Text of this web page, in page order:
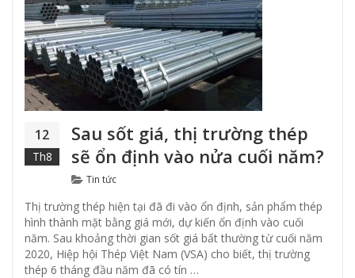
12
Th8
Sau sốt giá, thị trường thép
sẽ ổn định vào nửa cuối năm?
Categories
Tin tức
Thị trường thép hiện tại đã đi vào ổn định, sản phẩm thép
hình thành mặt bằng giá mới, dự kiến ổn định vào cuối
năm. Sau khoảng thời gian sốt giá bất thường từ cuối năm
2020, Hiệp hội Thép Việt Nam (VSA) cho biết, thị trường
thép 6 tháng đầu năm đã có tín …